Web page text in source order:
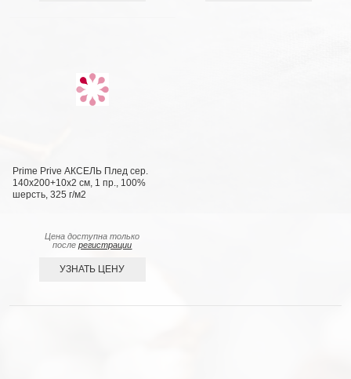
Prime Prive АКСЕЛЬ Плед сер.
140х200+10х2 см, 1 пр., 100%
шерсть, 325 г/м2
Цена доступна только
послерегистрации
УЗНАТЬ ЦЕНУ